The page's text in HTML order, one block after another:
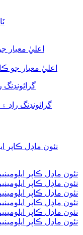
اعليٰ معيار جو
گرائونڊنگ